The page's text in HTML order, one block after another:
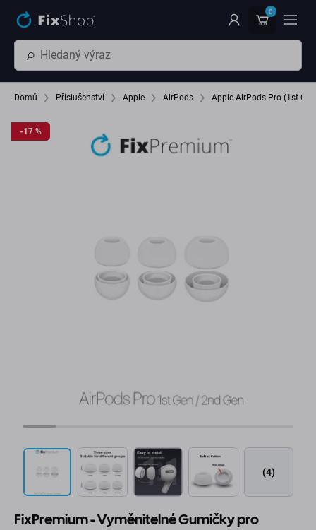
0
Domů Příslušenství Apple AirPods Apple AirPods Pro (1st
(4)
-17 %
-17 %
FixPremium - Vyměnitelné Gumičky pro